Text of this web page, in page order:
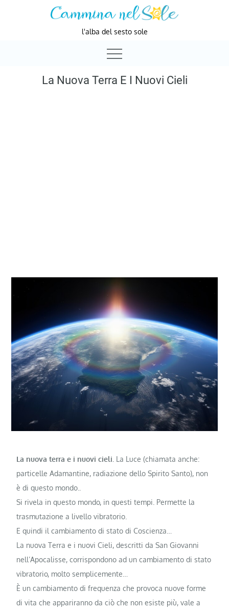
l'alba del sesto sole
La Nuova Terra E I Nuovi Cieli
La nuova terra e i nuovi cieli. La Luce (chiamata anche:
particelle Adamantine, radiazione dello Spirito Santo), non
è di questo mondo..
Si rivela in questo mondo, in questi tempi. Permette la
trasmutazione a livello vibratorio.
E quindi il cambiamento di stato di Coscienza…
La nuova Terra e i nuovi Cieli, descritti da San Giovanni
nell’Apocalisse, corrispondono ad un cambiamento di stato
vibratorio, molto semplicemente…
È un cambiamento di frequenza che provoca nuove forme
di vita che appariranno da ciò che non esiste più, vale a